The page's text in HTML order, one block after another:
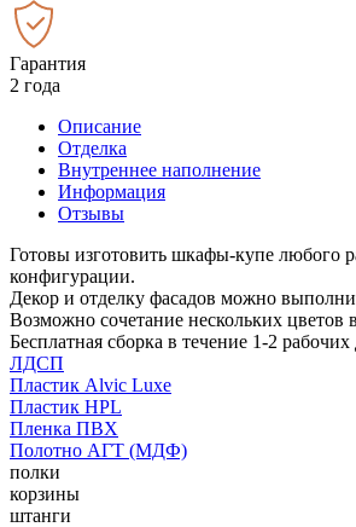
Гарантия
2 года
Описание
Отделка
Внутреннее наполнение
Информация
Отзывы
Готовы изготовить шкафы-купе любого
конфигурации.
Декор и отделку фасадов можно
Возможно сочетание нескольких цветов
Бесплатная сборка в течение 1-2 рабочих
ЛДСП
Пластик Alvic Luxe
Пластик HPL
Пленка ПВХ
Полотно АГТ (МДФ)
полки
корзины
штанги